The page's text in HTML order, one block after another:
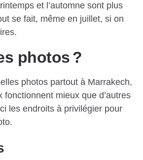
et l’automne sont plus
se fait, même en juillet, si on
photos ?
photos partout à Marrakech,
fonctionnent mieux que d’autres
les endroits à privilégier pour